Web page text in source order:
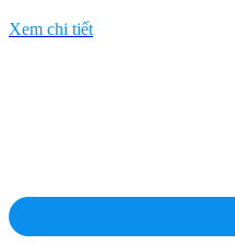
Xem chi tiết